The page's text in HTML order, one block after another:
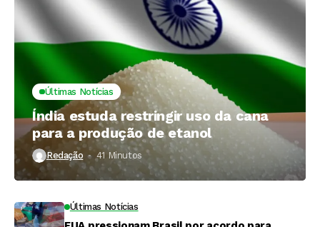
Últimas Notícias
Índia estuda restringir uso da cana
para a produção de etanol
Redação 41 Minutos ⁮
Últimas Notícias